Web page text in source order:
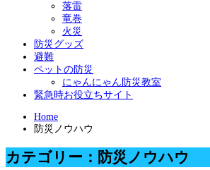
落雷
竜巻
火災
防災グッズ
避難
ペットの防災
にゃんにゃん防災教室
緊急時お役立ちサイト
Home
防災ノウハウ
カテゴリー：防災ノウハウ